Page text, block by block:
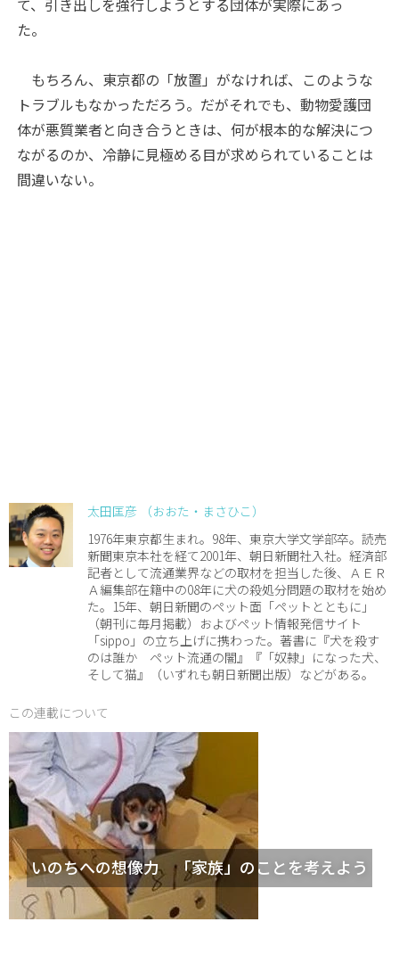
た。
もちろん、東京都の「放置」がなければ、このような
トラブルもなかっただろう。だがそれでも、動物愛護団
体が悪質業者と向き合うときは、何が根本的な解決につ
ながるのか、冷静に見極める目が求められていることは
間違いない。
太田匡彦 （おおた・まさひこ）
1976年東京都生まれ。98年、東京大学文学部卒。読売
新聞東京本社を経て2001年、朝日新聞社入社。経済部
記者として流通業界などの取材を担当した後、ＡＥＲ
Ａ編集部在籍中の08年に犬の殺処分問題の取材を始め
た。15年、朝日新聞のペット面「ペットとともに」
（朝刊に毎月掲載）およびペット情報発信サイト
「sippo」の立ち上げに携わった。著書に『犬を殺す
のは誰か ペット流通の闇』『「奴隷」になった犬、
そして猫』（いずれも朝日新聞出版）などがある。
この連載について
いのちへの想像力 「家族」のことを考えよう